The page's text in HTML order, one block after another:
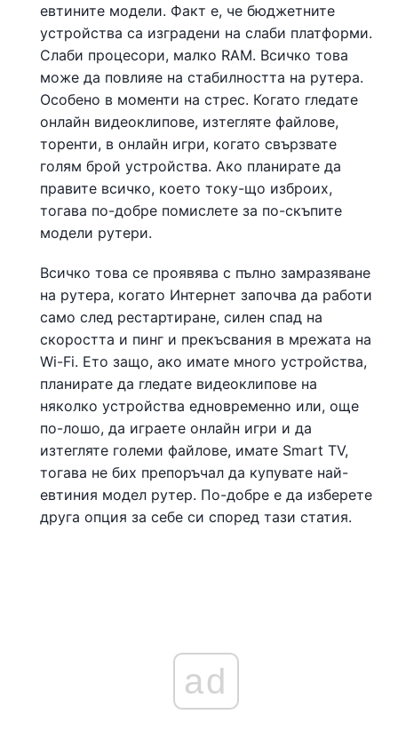
евтините модели. Факт е, че бюджетните
устройства са изградени на слаби платформи.
Слаби процесори, малко RAM. Всичко това
може да повлияе на стабилността на рутера.
Особено в моменти на стрес. Когато гледате
онлайн видеоклипове, изтегляте файлове,
торенти, в онлайн игри, когато свързвате
голям брой устройства. Ако планирате да
правите всичко, което току-що изброих,
тогава по-добре помислете за по-скъпите
модели рутери.
Всичко това се проявява с пълно замразяване
на рутера, когато Интернет започва да работи
само след рестартиране, силен спад на
скоростта и пинг и прекъсвания в мрежата на
Wi-Fi. Ето защо, ако имате много устройства,
планирате да гледате видеоклипове на
няколко устройства едновременно или, още
по-лошо, да играете онлайн игри и да
изтегляте големи файлове, имате Smart TV,
тогава не бих препоръчал да купувате най-
евтиния модел рутер. По-добре е да изберете
друга опция за себе си според тази статия.
ad